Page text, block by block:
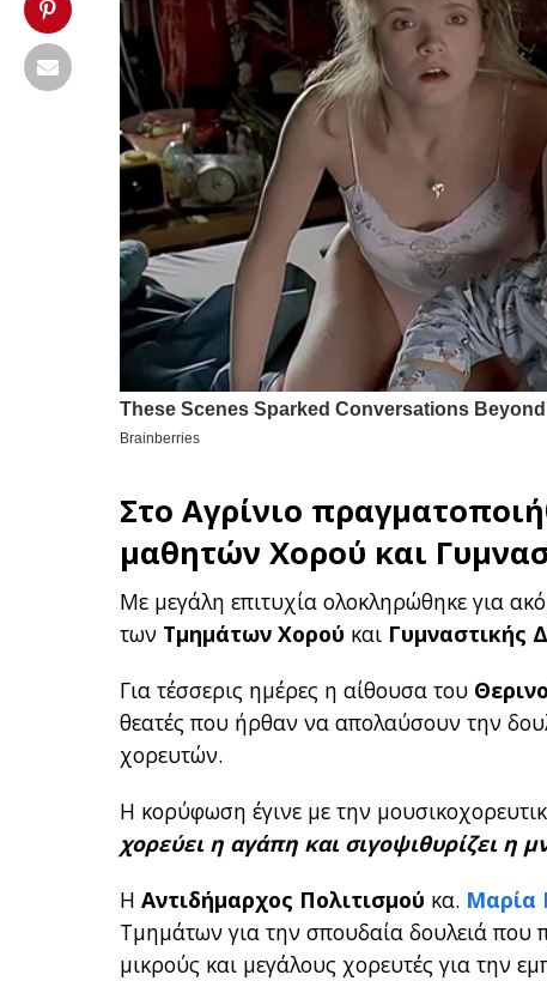
ΣτοΑγρίνιο
μαθητών Χορού και
Με μεγάλη επιτυχία ολοκληρώθηκε για
των Τμημάτων Χορού και Γυμναστικής
Για τέσσερις ημέρες η αίθουσα του
θεατές που ήρθαν να απολαύσουν την
χορευτών.
Η κορύφωση έγινε με την
χορεύει η αγάπη και σιγοψιθυρίζει η
ΗΑντιδήμαρχος Πολιτισμού κα. Μαρία
Τμημάτων για την σπουδαία δουλειά που
μικρούς και μεγάλους χορευτές για την